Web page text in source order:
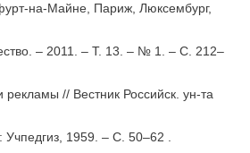
на-Майне, Париж, Люксембург,
– 2011. – Т. 13. – № 1. – С. 212–
// Вестник Российск. ун-та
1959. – С. 50–62 .